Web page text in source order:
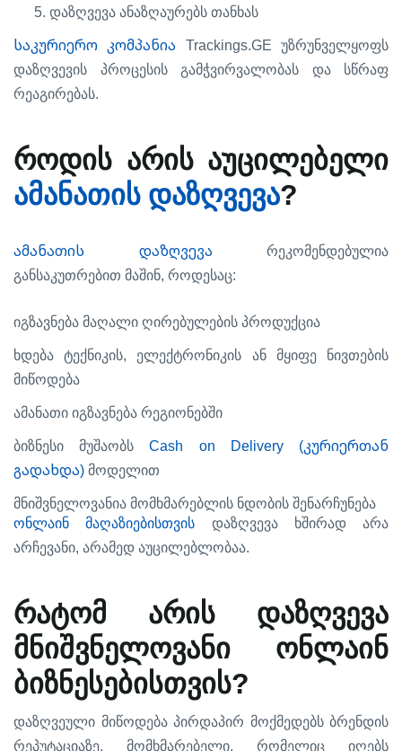
დაზღვევა ანაზღაურებს თანხას
საკურიერო კომპანია Trackings.GEუზრუნველყოფს
დაზღვევის
პროცესის გამჭვირვალობას და
სწრაფ
რეაგირებას.
როდის არის აუცილებელი
ამანათის დაზღვევა?
ამანათის დაზღვევა
რეკომენდებულია
განსაკუთრებით მაშინ, როდესაც:
იგზავნება მაღალი ღირებულების პროდუქცია
ხდება ტექნიკის, ელექტრონიკის ან მყიფე
ნივთების
მიწოდება
ამანათი იგზავნება რეგიონებში
ბიზნესი მუშაობს
Cash on Delivery (კურიერთან
გადახდა) მოდელით
მნიშვნელოვანია მომხმარებლის ნდობის შენარჩუნება
ონლაინ
მაღაზიებისთვის დაზღვევა ხშირად
არა
არჩევანი, არამედ აუცილებლობაა.
რატომ არის
დაზღვევა
მნიშვნელოვანი
ონლაინ
ბიზნესებისთვის?
დაზღვეული მიწოდება პირდაპირ მოქმედებს ბრენდის
რეპუტაციაზე. მომხმარებელი, რომელიც იღებს